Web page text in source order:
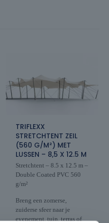
TRIFLEXX
STRETCHTENT ZEIL
(560 G/M²) MET
LUSSEN – 8,5 X 12.5 M
Stretchtent – 8.5 x 12.5 m –
Double Coated PVC 560
g/m²
Breng een zomerse,
zuiderse sfeer naar je
evenement, tuin, terras of